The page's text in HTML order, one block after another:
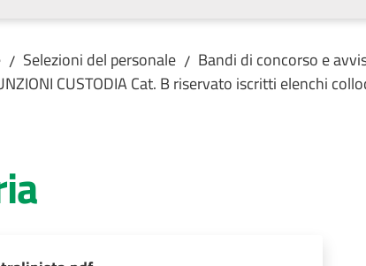
/ Selezioni del personale / Bandi di concorso e
CUSTODIA Cat. B riservato iscritti elenchi